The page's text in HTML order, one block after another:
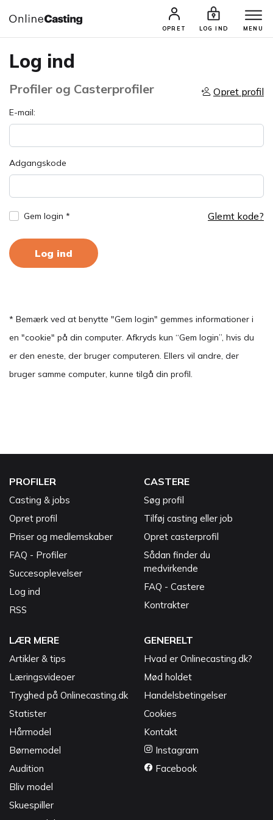
OPRET LOG IND MENU
Log ind
Profiler og Casterprofiler Opret profil
E-mail:
Adgangskode
Gem login * Glemt kode?
Log ind
* Bemærk ved at benytte "Gem login" gemmes informationer i
en "cookie" på din computer. Afkryds kun “Gem login”, hvis du
er den eneste, der bruger computeren. Ellers vil andre, der
bruger samme computer, kunne tilgå din profil.
PROFILER
Casting & jobs
Opret profil
Priser og medlemskaber
FAQ - Profiler
Succesoplevelser
Log ind
RSS
CASTERE
Søg profil
Tilføj casting eller job
Opret casterprofil
Sådan finder du
medvirkende
FAQ - Castere
Kontrakter
LÆR MERE
Artikler & tips
Læringsvideoer
Tryghed på Onlinecasting.dk
Statister
Hårmodel
Børnemodel
Audition
Bliv model
Skuespiller
GENERELT
Hvad er Onlinecasting.dk?
Mød holdet
Handelsbetingelser
Cookies
Kontakt
Instagram
Facebook